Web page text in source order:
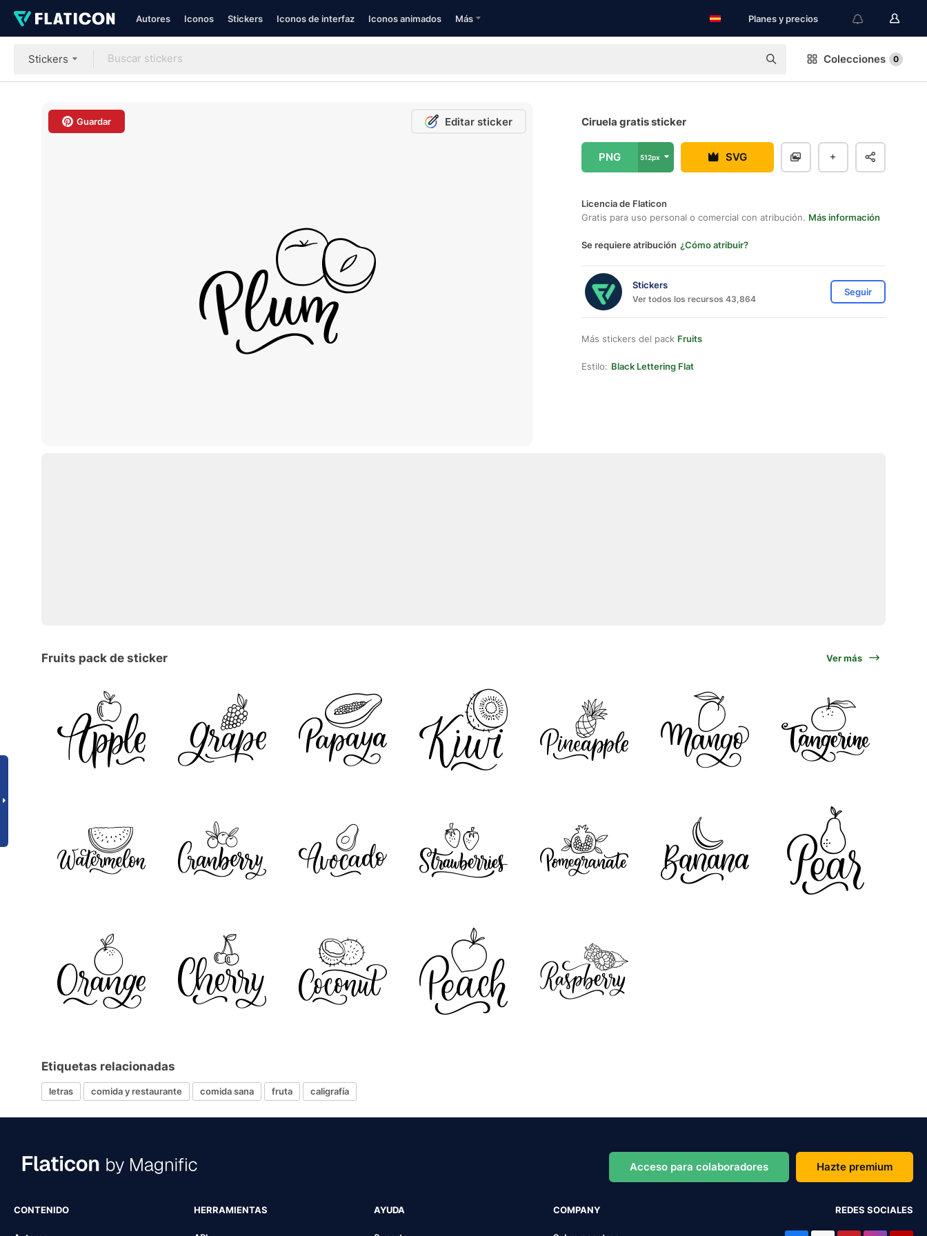
Autores Iconos Stickers Iconos de interfaz Iconos animados Más Planes y precios
Stickers Colecciones 0
Guardar Editar sticker Ciruela gratis sticker
PNG 512px SVG
Licencia de Flaticon
Gratis para uso personal o comercial con atribución. Más información
Se requiere atribución ¿Cómo atribuir?
Stickers
Ver todos los recursos 43,864
Seguir
Más stickers del pack Fruits
Estilo: Black Lettering Flat
Fruits pack de sticker Ver más
Etiquetas relacionadas
letras comida y restaurante comida sana fruta caligrafía
Acceso para colaboradores Hazte premium
CONTENIDO HERRAMIENTAS AYUDA COMPANY REDES SOCIALES